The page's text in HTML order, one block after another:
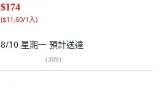
$174
($11.60/1入)
8/10 星期一 預計送達
(309)